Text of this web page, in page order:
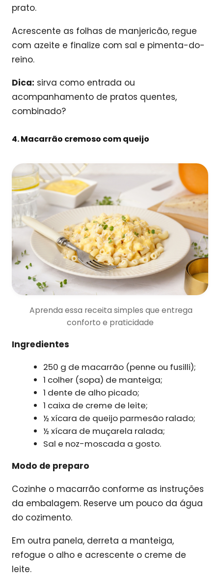
prato.
Acrescente as folhas de manjericão, regue
com azeite e finalize com sal e pimenta-do-
reino.
Dica: sirva como entrada ou
acompanhamento de pratos quentes,
combinado?
4. Macarrão cremoso com queijo
Aprenda essa receita simples que entrega
conforto e praticidade
Ingredientes
250 g de macarrão (penne ou fusilli);
1 colher (sopa) de manteiga;
1 dente de alho picado;
1 caixa de creme de leite;
½ xícara de queijo parmesão ralado;
½ xícara de muçarela ralada;
Sal e noz-moscada a gosto.
Modo de preparo
Cozinhe o macarrão conforme as instruções
da embalagem. Reserve um pouco da água
do cozimento.
Em outra panela, derreta a manteiga,
refogue o alho e acrescente o creme de
leite.